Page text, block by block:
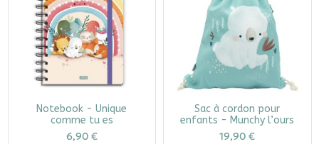
Notebook - Unique
comme tu es
6,90 €
Sac à cordon pour
enfants - Munchy l’ours
19,90 €